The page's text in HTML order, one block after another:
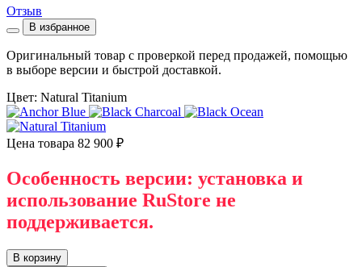
Отзыв
В избранное
Оригинальный товар с проверкой перед продажей, помощью
в выборе версии и быстрой доставкой.
Цвет: Natural Titanium
Цена товара 82 900 ₽
Особенность версии: установка и
использование RuStore не
поддерживается.
В корзину